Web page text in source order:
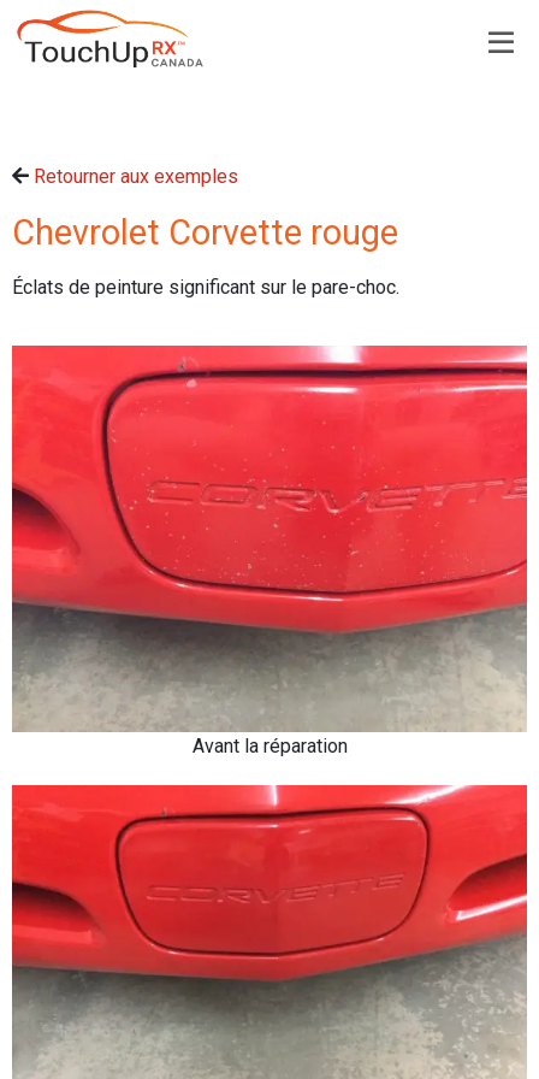
Retourner aux exemples
Chevrolet Corvette rouge
Éclats de peinture significant sur le pare-choc.
Avant la réparation